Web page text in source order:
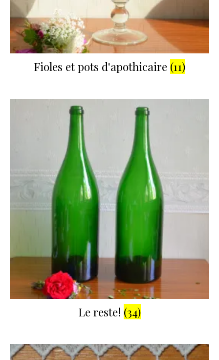
Fioles et pots d'apothicaire (11)
Le reste! (34)